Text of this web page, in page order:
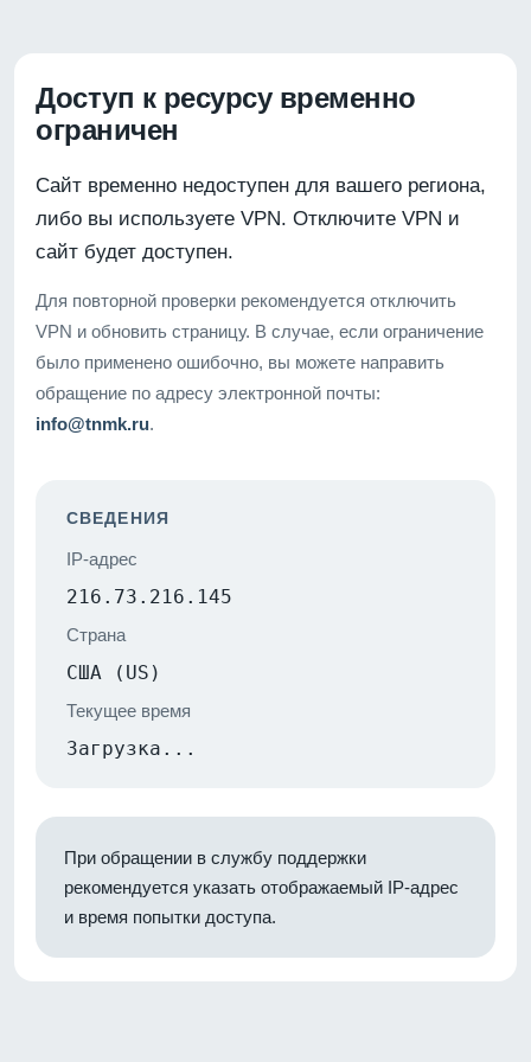
Доступ к ресурсу временно
ограничен
Сайт временно недоступен для вашего региона,
либо вы используете VPN. Отключите VPN и
сайт будет доступен.
Для повторной проверки рекомендуется отключить
VPN и обновить страницу. В случае, если ограничение
было применено ошибочно, вы можете направить
обращение по адресу электронной почты:
info@tnmk.ru.
СВЕДЕНИЯ
IP-адрес
216.73.216.145
Страна
США (US)
Текущее время
Загрузка...
При обращении в службу поддержки
рекомендуется указать отображаемый IP-адрес
и время попытки доступа.